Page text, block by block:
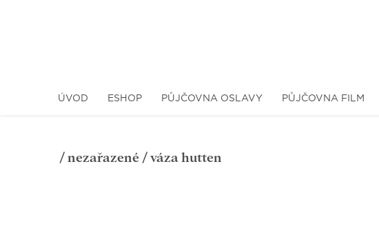
ÚVOD ESHOP PŮJČOVNA OSLAVY PŮJČOVNA FILM
/ nezařazené / váza hutten